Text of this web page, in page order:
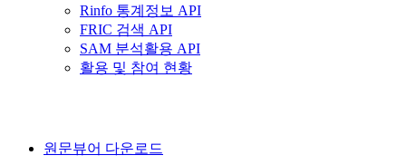
Rinfo 통계정보 API
FRIC 검색 API
SAM 분석활용 API
활용 및 참여 현황
원문뷰어 다운로드